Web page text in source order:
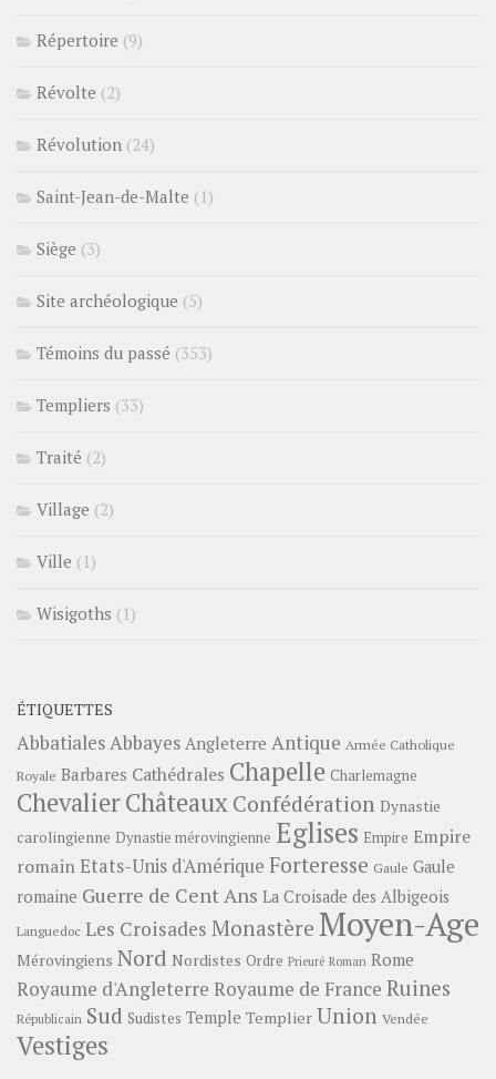
Répertoire (9)
Révolte (2)
Révolution (24)
Saint-Jean-de-Malte (1)
Siège (3)
Site archéologique (5)
Témoins du passé (353)
Templiers (33)
Traité (2)
Village (2)
Ville (1)
Wisigoths (1)
ÉTIQUETTES
Abbatiales Abbayes Angleterre Antique Armée Catholique
Royale Barbares Cathédrales Chapelle Charlemagne
ChevalierChâteauxConfédération Dynastie
carolingienne Dynastie mérovingienne Eglises Empire Empire
romainEtats-Unis d'Amérique Forteresse Gaule Gaule
romaine Guerre de Cent Ans La Croisade des Albigeois
Languedoc Les Croisades Monastère Moyen-Age
Mérovingiens Nord Nordistes Ordre Prieuré Roman Rome
Royaume d'Angleterre Royaume de France Ruines
Républicain Sud Sudistes Temple Templier Union Vendée
Vestiges